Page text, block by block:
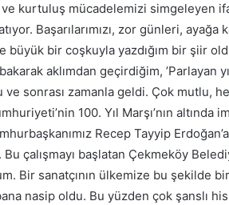
kurtuluş mücadelemizi simgeleyen
Başarılarımızı, zor günleri, ayağa
büyük bir coşkuyla yazdığım bir şiir
aklımdan geçirdiğim, ’Parlayan
sonrası zamanla geldi. Çok mutlu,
100. Yıl Marşı’nın altında
Recep Tayyip
çalışmayı başlatan Çekmeköy
Bir sanatçının ülkemize bu şekilde
nasip oldu. Bu yüzden çok şanslı